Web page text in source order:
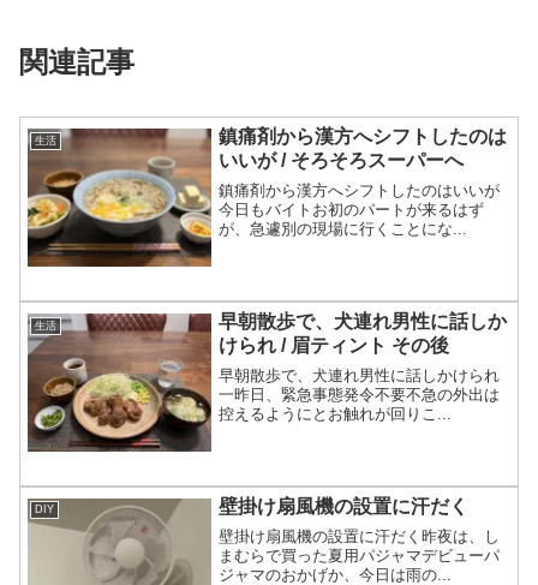
関連記事
生活
鎮痛剤から漢方へシフトしたのは
いいが / そろそろスーパーへ
鎮痛剤から漢方へシフトしたのはいいが
今日もバイトお初のパートが来るはず
が、急遽別の現場に行くことにな...
生活
早朝散歩で、犬連れ男性に話しか
けられ / 眉ティント その後
早朝散歩で、犬連れ男性に話しかけられ
一昨日、緊急事態発令不要不急の外出は
控えるようにとお触れが回りこ...
DIY 壁掛け扇風機の設置に汗だく
壁掛け扇風機の設置に汗だく昨夜は、し
まむらで買った夏用パジャマデビューパ
ジャマのおかげか、今日は雨の...